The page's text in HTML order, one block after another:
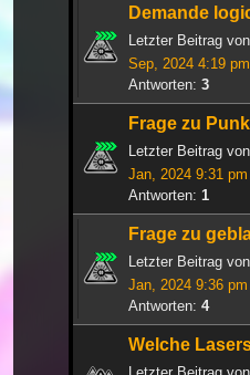
Demande
Letzter Beitrag von
Sep, 2024 4:19 pm
Antworten: 3
Frage zu
Letzter Beitrag von
Jan, 2024 9:31 pm
Antworten: 1
Frage zu
Letzter Beitrag von
Jan, 2024 9:36 pm
Antworten: 4
Welche